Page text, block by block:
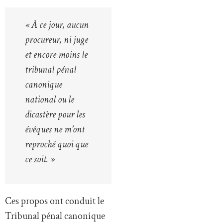
« À ce jour, aucun
procureur, ni juge
et encore moins le
tribunal pénal
canonique
national ou le
dicastère pour les
évêques ne m’ont
reproché quoi que
ce soit. »
Ces propos ont conduit le
Tribunal pénal canonique